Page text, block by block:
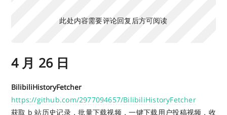
此处内容需要评论回复后方可阅读
4 月 26 日
BilibiliHistoryFetcher
https://github.com/2977094657/BilibiliHistoryFetcher
获取 b 站历史记录，批量下载视频，一键下载用户投稿视频，收